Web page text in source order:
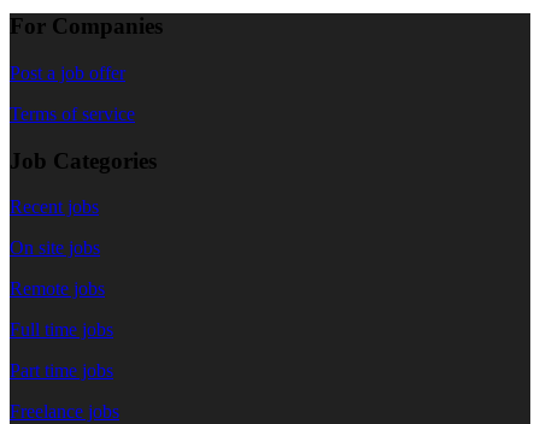
For Companies
Post a job offer
Terms of service
Job Categories
Recent jobs
On site jobs
Remote jobs
Full time jobs
Part time jobs
Freelance jobs